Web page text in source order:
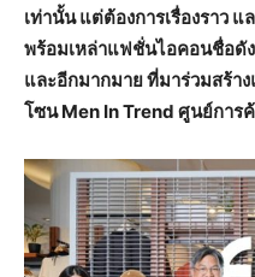
เท่านั้น แต่ต้องการเรื่องราว แ
พร้อมเหล่าแฟชั่นไอคอนชื่อดัง
และอีกมากมายที่มาร่วมสร้า
โซนMen In Trend ศูนย์การ